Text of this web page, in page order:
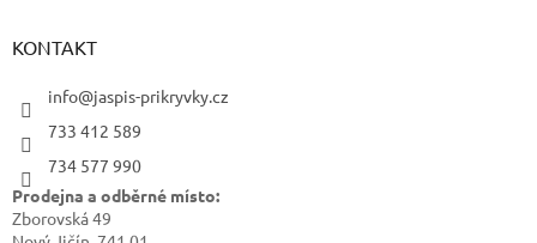
KONTAKT
info@jaspis-prikryvky.cz
733 412 589
734 577 990
Prodejna a odběrné místo:
Zborovská 49